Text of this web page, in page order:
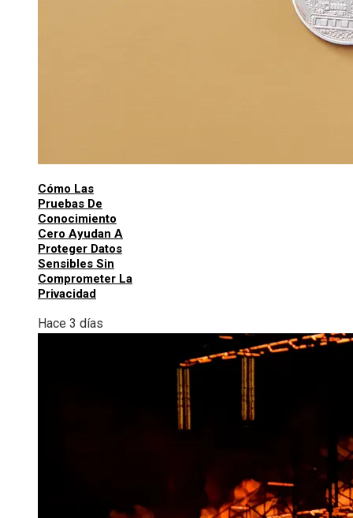
Cómo Las
Pruebas De
Conocimiento
Cero Ayudan A
Proteger Datos
Sensibles Sin
Comprometer La
Privacidad
Hace 3 días